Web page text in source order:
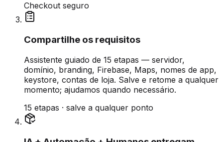
Checkout seguro
Compartilhe os requisitos
Assistente guiado de 15 etapas — servidor,
domínio, branding, Firebase, Maps, nomes de app,
keystore, contas de loja. Salve e retome a qualquer
momento; ajudamos quando necessário.
15 etapas · salve a qualquer ponto